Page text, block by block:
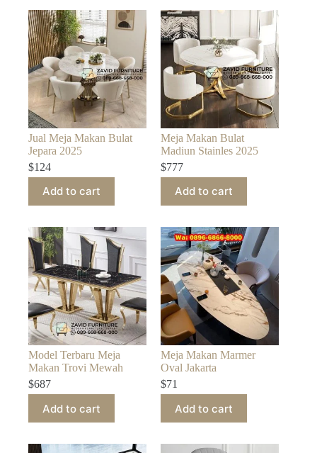
Jual Meja Makan Bulat
Jepara 2025
$124
Add to cart
Meja Makan Bulat
Madiun Stainles 2025
$777
Add to cart
Model Terbaru Meja
Makan Trovi Mewah
$687
Add to cart
Meja Makan Marmer
Oval Jakarta
$71
Add to cart